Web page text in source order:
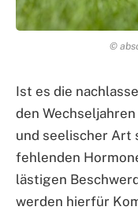
©
Ist es die
den
und seelischer Art
fehlenden
lästigen
werden hierfür